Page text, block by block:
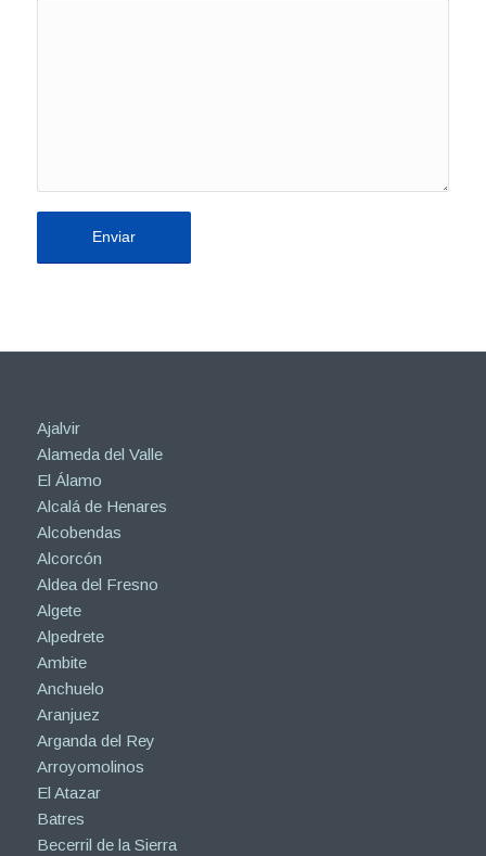
Ajalvir
Alameda del Valle
El Álamo
Alcalá de Henares
Alcobendas
Alcorcón
Aldea del Fresno
Algete
Alpedrete
Ambite
Anchuelo
Aranjuez
Arganda del Rey
Arroyomolinos
El Atazar
Batres
Becerril de la Sierra